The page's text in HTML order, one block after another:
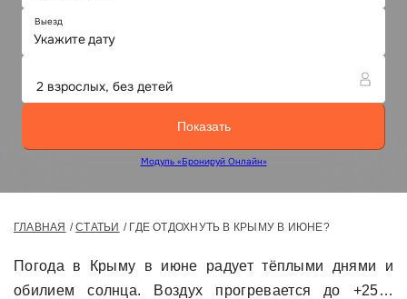
ГЛАВНАЯ СТАТЬИ ГДЕ ОТДОХНУТЬ В КРЫМУ В ИЮНЕ?
Погода в Крыму в июне радует тёплыми днями и
обилием солнца. Воздух прогревается до +25…